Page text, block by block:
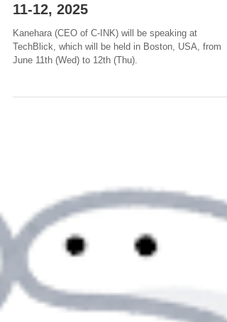
TechBlick （Boston, USA）JUNE
11-12, 2025
Kanehara (CEO of C-INK) will be speaking at
TechBlick, which will be held in Boston, USA, from